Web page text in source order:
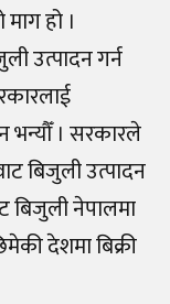
हो ।
उत्पादन गर्न
भन्यौँ । सरकारले
बिजुली उत्पादन
बिजुली नेपालमा
देशमा बिक्री